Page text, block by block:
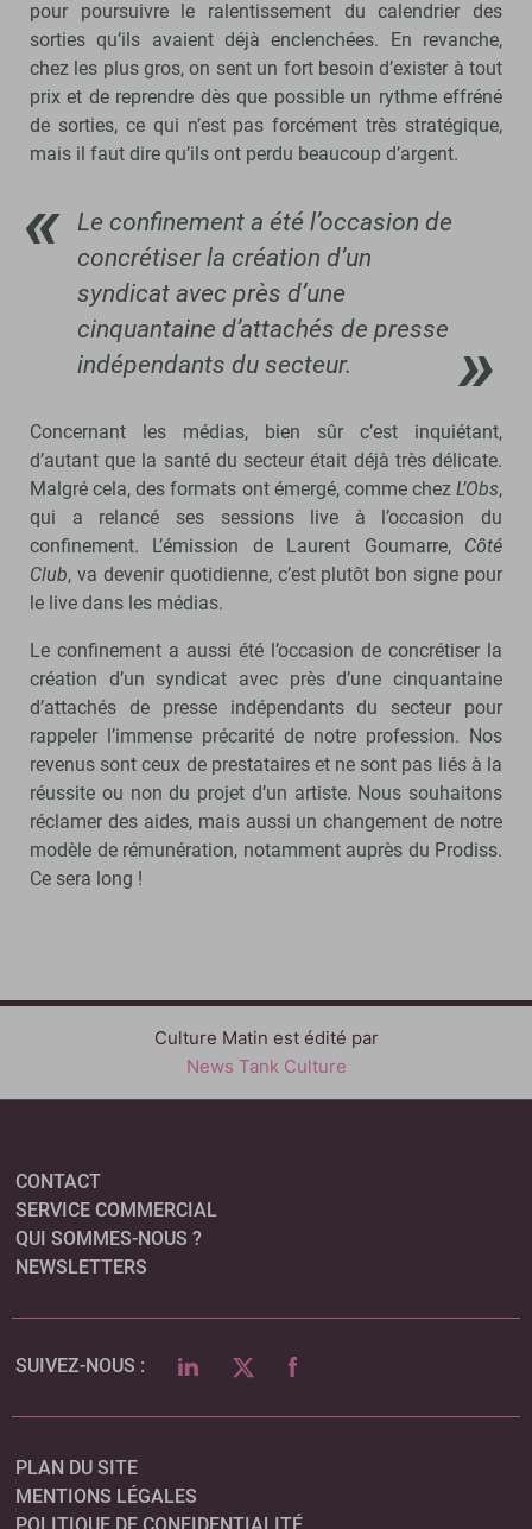
pour poursuivre le ralentissement du calendrier des
sorties qu’ils avaient déjà enclenchées. En revanche,
chez les plus gros, on sent un fort besoin d’exister à tout
prix et de reprendre dès que possible un rythme effréné
de sorties, ce qui n’est pas forcément très stratégique,
mais il faut dire qu’ils ont perdu beaucoup d’argent.
Le confinement a été l’occasion de
concrétiser la création d’un
syndicat avec près d’une
cinquantaine d’attachés de presse
indépendants du secteur.
Concernant les médias, bien sûr c’est inquiétant,
d’autant que la santé du secteur était déjà très délicate.
Malgré cela, des formats ont émergé, comme chez L’Obs,
qui a relancé ses sessions live à l’occasion du
confinement. L’émission de Laurent Goumarre, Côté
Club, va devenir quotidienne, c’est plutôt bon signe pour
le live dans les médias.
Le confinement a aussi été l’occasion de concrétiser la
création d’un syndicat avec près d’une cinquantaine
d’attachés de presse indépendants du secteur pour
rappeler l’immense précarité de notre profession. Nos
revenus sont ceux de prestataires et ne sont pas liés à la
réussite ou non du projet d’un artiste. Nous souhaitons
réclamer des aides, mais aussi un changement de notre
modèle de rémunération, notamment auprès du Prodiss.
Ce sera long !
Culture Matin est édité par
News Tank Culture
CONTACT
SERVICE COMMERCIAL
QUI SOMMES-NOUS ?
NEWSLETTERS
SUIVEZ-NOUS : LINKEDINTWITTERFACEBOOK
PLAN DU SITE
MENTIONS LÉGALES
POLITIQUE DE CONFIDENTIALITÉ